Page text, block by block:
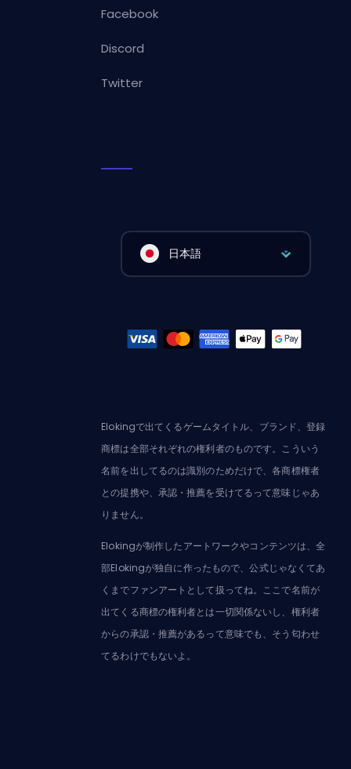
Facebook
Discord
Twitter
日本語
Elokingで出てくるゲームタイトル、ブランド、登録
商標は全部それぞれの権利者のものです。こういう
名前を出してるのは識別のためだけで、各商標権者
との提携や、承認・推薦を受けてるって意味じゃあ
りません。
Elokingが制作したアートワークやコンテンツは、全
部Elokingが独自に作ったもので、公式じゃなくてあ
くまでファンアートとして扱ってね。ここで名前が
出てくる商標の権利者とは一切関係ないし、権利者
からの承認・推薦があるって意味でも、そう匂わせ
てるわけでもないよ。